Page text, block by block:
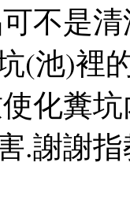
不是
(池)裡
化糞
.謝謝